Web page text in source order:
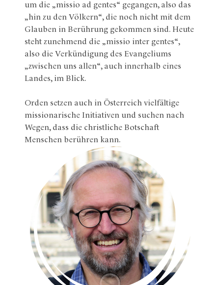
um die „missio ad gentes“ gegangen, also das
„hin zu den Völkern“, die noch nicht mit dem
Glauben in Berührung gekommen sind. Heute
steht zunehmend die „missio inter gentes“,
also die Verkündigung des Evangeliums
„zwischen uns allen“, auch innerhalb eines
Landes, im Blick.
Orden setzen auch in Österreich vielfältige
missionarische Initiativen und suchen nach
Wegen, dass die christliche Botschaft
Menschen berühren kann.